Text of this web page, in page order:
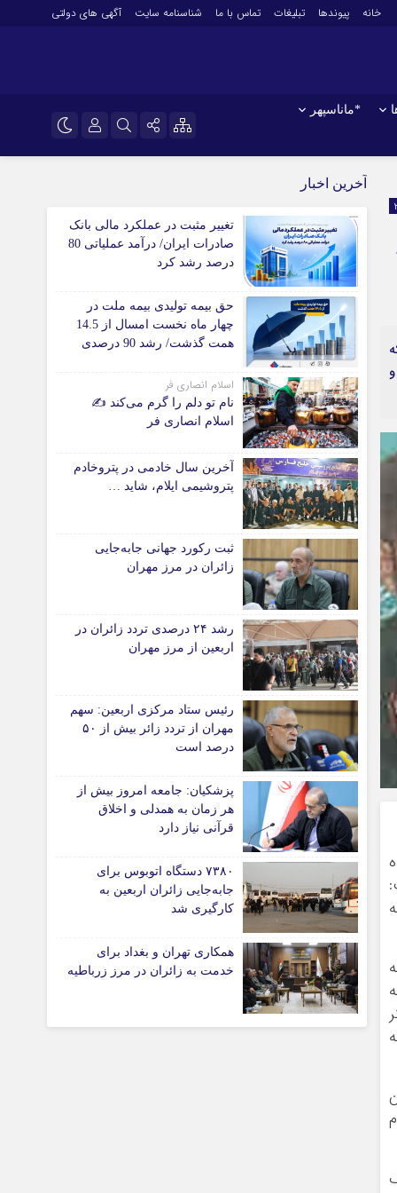
خانه پیوندها تبلیغات تماس با ما شناسنامه سایت آگهی های دولتی
*ماناسپهر
سروش
ایتا
نام کاربری یا نشانی ایمیل
رمز عبور
مرا به خاطر بسپار
آوری اطلاعات
باشگاه پرسپولیس
باشگاه استقلال
کشتی و وزنه‌برداری
ورزشهای رزمی
ورزش زنان
سایر حوزه ها
*جامعه
دانشگاه
آموزش و پرورش
بهداشت و درمان
سبک زندگی
حوادث، انتظامی
شهری و رفاهی
شهرداری و شورای شهر
*ماناسپهر
یادداشت روز
اطلاعیه
پیام تبریک ماناسپهر
پیام تسلیت ماناسپهر
پیوندهای سایت
کیلومتر
آخرین اخبار
تغییر مثبت در عملکرد مالی بانک
صادرات ایران/ درآمد عملیاتی 80
درصد رشد کرد
حق بیمه تولیدی بیمه ملت در
چهار ماه نخست امسال از 14.5
همت گذشت/ رشد 90 درصدی
گذشته
اسلام انصاری فر
نام تو دلم را گرم می‌کند ✍️
اسلام انصاری فر
آخرین سال خادمی در پتروخادم
پتروشیمی ایلام، شاید …
ثبت رکورد جهانی جابه‌جایی
زائران در مرز مهران
رشد ۲۴ درصدی تردد زائران در
اربعین از مرز مهران
رئیس ستاد مرکزی اربعین: سهم
مهران از تردد زائر بیش از ۵۰
درصد است
پزشکیان: جامعه امروز بیش از
هر زمان به همدلی و اخلاق
قرآنی نیاز دارد
۷۳۸۰ دستگاه اتوبوس برای
جابه‌جایی زائران اربعین به‌
کارگیری شد
همکاری تهران و بغداد برای
خدمت به زائران در مرز زرباطیه